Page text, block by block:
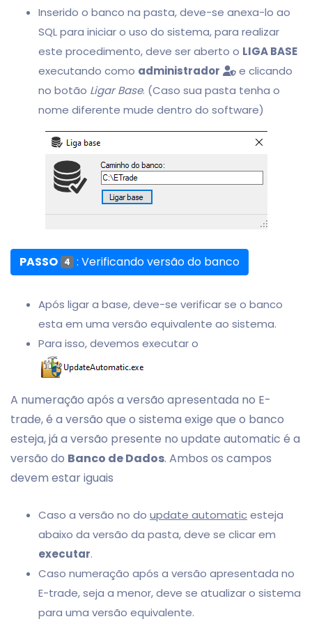
Inserido o banco na pasta, deve-se anexa-lo ao
SQL para iniciar o uso do sistema, para realizar
este procedimento, deve ser aberto o LIGA BASE
executando como administrador
e clicando
no botão Ligar Base. (Caso sua pasta tenha o
nome diferente mude dentro do software)
PASSO 4 : Verificando versão do banco
Após ligar a base, deve-se verificar se o banco
esta em uma versão equivalente ao sistema.
Para isso, devemos executar o
A numeração após a versão apresentada no E-
trade, é a versão que o sistema exige que o banco
esteja, já a versão presente no update automatic é a
versão do Banco de Dados. Ambos os campos
devem estar iguais
Caso a versão no do update automaticesteja
abaixo da versão da pasta, deve se clicar em
executar.
Caso numeração após a versão apresentada no
E-trade, seja a menor, deve se atualizar o sistema
para uma versão equivalente.